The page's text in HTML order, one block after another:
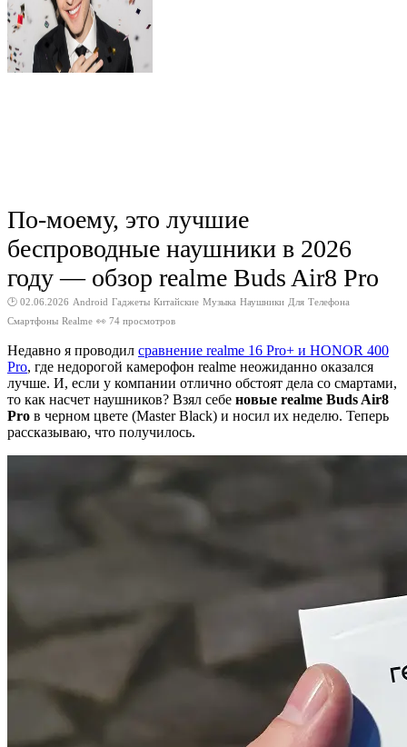
По-моему, это лучшие
беспроводные наушники в 2026
году — обзор realme Buds Air8 Pro
🕑 02.06.2026 Android Гаджеты Китайские Музыка Наушники Для Телефона
Смартфоны Realme 👀 74 просмотров
Недавно я проводил сравнение realme 16 Pro+ и HONOR 400
Pro, где недорогой камерофон realme неожиданно оказался
лучше. И, если у компании отлично обстоят дела со смартами,
то как насчет наушников? Взял себе новые realme Buds Air8
Pro в черном цвете (Master Black) и носил их неделю. Теперь
рассказываю, что получилось.